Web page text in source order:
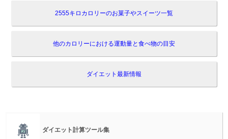
2555キロカロリーのお菓子やスイーツ一覧
他のカロリーにおける運動量と食べ物の目安
ダイエット最新情報
ダイエット計算ツール集